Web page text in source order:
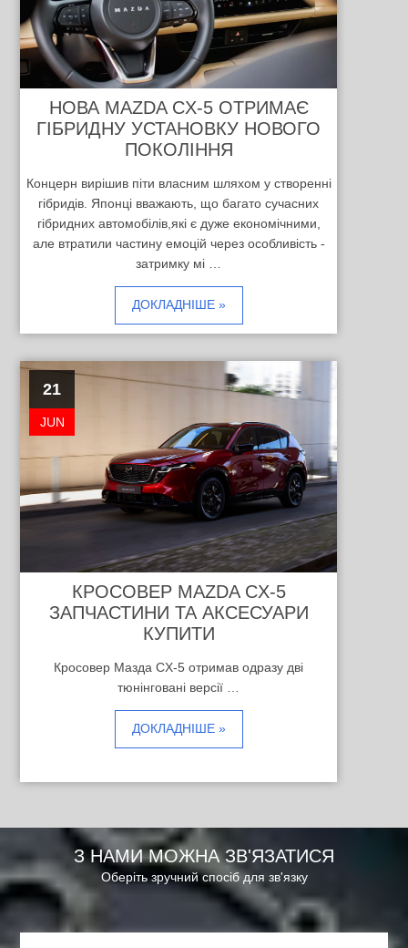
НОВА MAZDA CX-5 ОТРИМАЄ
ГІБРИДНУ УСТАНОВКУ НОВОГО
ПОКОЛІННЯ
Концерн вирішив піти власним шляхом у створенні
гібридів. Японці вважають, що багато сучасних
гібридних автомобілів,які є дуже економічними,
але втратили частину емоцій через особливість -
затримку мі …
ДОКЛАДНІШЕ »
21
JUN
КРОСОВЕР MAZDA CX-5
ЗАПЧАСТИНИ ТА АКСЕСУАРИ
КУПИТИ
Кросовер Мазда CX-5 отримав одразу дві
тюнінговані версії …
ДОКЛАДНІШЕ »
З НАМИ МОЖНА ЗВ'ЯЗАТИСЯ
Оберіть зручний спосіб для зв'язку